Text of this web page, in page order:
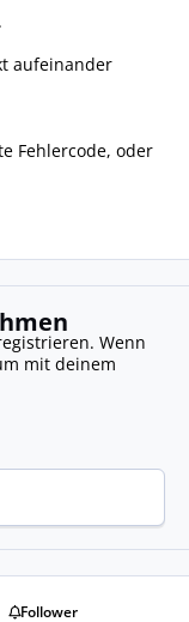
aufeinander
Fehlercode, oder
Wenn
mit deinem
Follower